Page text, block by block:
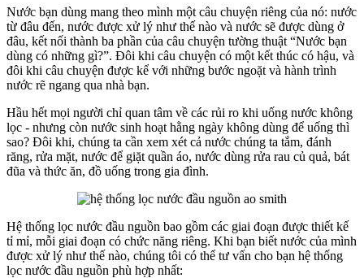
Nước bạn dùng mang theo mình một câu chuyện riêng của nó: nước
từ đâu đến, nước được xử lý như thế nào và nước sẽ được dùng ở
đâu, kết nối thành ba phần của câu chuyện tường thuật “Nước bạn
dùng có những gì?”. Đôi khi câu chuyện có một kết thúc có hậu, và
đôi khi câu chuyện được kể với những bước ngoặt và hành trình
nước rẽ ngang qua nhà bạn.
Hầu hết mọi người chỉ quan tâm về các rủi ro khi uống nước không
lọc - nhưng còn nước sinh hoạt hằng ngày không dùng để uống thì
sao? Đôi khi, chúng ta cần xem xét cả nước chúng ta tắm, đánh
răng, rửa mặt, nước để giặt quần áo, nước dùng rửa rau củ quả, bát
đũa và thức ăn, đồ uống trong gia đình.
Hệ thống lọc nước đầu nguồn bao gồm các giai đoạn được thiết kế
tỉ mỉ, mỗi giai đoạn có chức năng riêng. Khi bạn biết nước của mình
được xử lý như thế nào, chúng tôi có thể tư vấn cho bạn hệ thống
lọc nước đầu nguồn phù hợp nhất: